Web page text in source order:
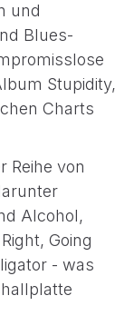
und
Blues-
Stupidity,
Charts
Reihe von
Alcohol,
Going
- was